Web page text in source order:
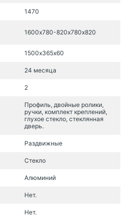
1470
1600х780-820х780х820
1500х365х60
24 месяца
2
Профиль, двойные ролики,
ручки, комплект креплений,
глухое стекло, стеклянная
дверь.
Раздвижные
Стекло
Алюминий
Нет.
Нет.